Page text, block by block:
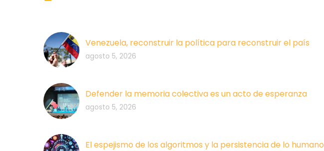
Venezuela, reconstruir la política para reconstruir el país
agosto 5, 2026
Defender la memoria colectiva es un acto de esperanza
agosto 5, 2026
El espejismo de los algoritmos y la persistencia de lo humano